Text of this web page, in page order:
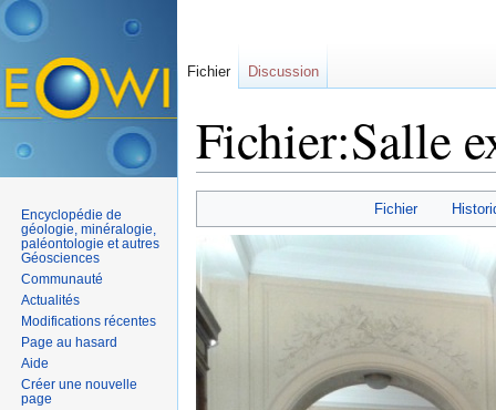
Fichier:Salle
Fichier
Fichier Discussion
Encyclopédie de
géologie, minéralogie,
paléontologie et autres
Géosciences
Communauté
Actualités
Modifications récentes
Page au hasard
Aide
Créer une nouvelle
page